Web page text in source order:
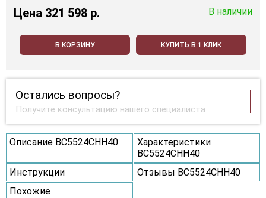
Цена 321 598 p. В наличии
В КОРЗИНУ КУПИТЬ В 1 КЛИК
Остались вопросы?
Получите консультацию нашего специалиста
Описание ВС5524СНН40
Характеристики
ВС5524СНН40
Инструкции
Отзывы ВС5524СНН40
Похожие